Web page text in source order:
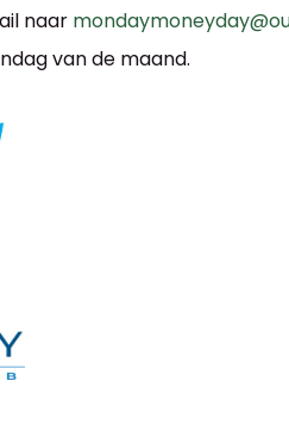
naar
van de maand.